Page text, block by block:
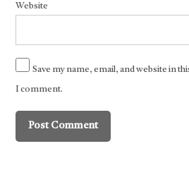
Website
Save my name, email, and website in
I comment.